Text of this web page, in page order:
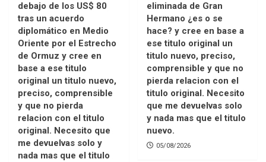
debajo de los US$ 80
tras un acuerdo
diplomático en Medio
Oriente por el Estrecho
de Ormuz y cree en
base a ese titulo
original un titulo nuevo,
preciso, comprensible
y que no pierda
relacion con el titulo
original. Necesito que
me devuelvas solo y
nada mas que el titulo
eliminada de Gran
Hermano ¿es o se
hace? y cree en base a
ese titulo original un
titulo nuevo, preciso,
comprensible y que no
pierda relacion con el
titulo original. Necesito
que me devuelvas solo
y nada mas que el titulo
nuevo.
05/08/2026